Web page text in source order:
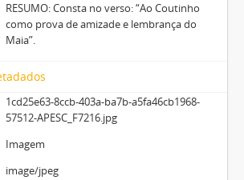
RESUMO: Consta no verso: “Ao Coutinho
como prova de amizade e lembrança do
Maia”.
1cd25e63-8ccb-403a-ba7b-a5fa46cb1968-
57512-APESC_F7216.jpg
Imagem
image/jpeg